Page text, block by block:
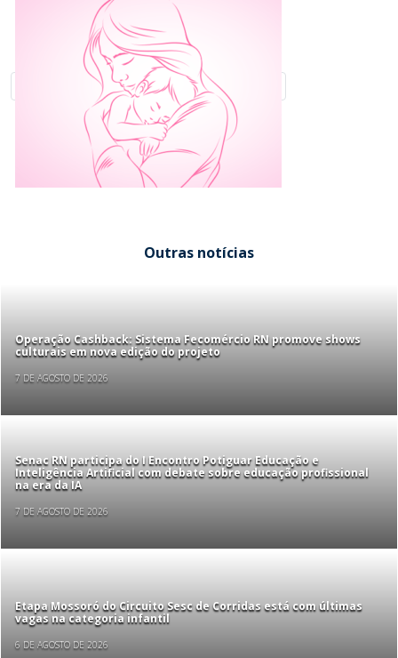
Outras notícias
Operação Cashback: Sistema Fecomércio RN promove shows
culturais em nova edição do projeto
7 DE AGOSTO DE 2026
Senac RN participa do I Encontro Potiguar Educação e
Inteligência Artificial com debate sobre educação profissional
na era da IA
7 DE AGOSTO DE 2026
Etapa Mossoró do Circuito Sesc de Corridas está com últimas
vagas na categoria infantil
6 DE AGOSTO DE 2026